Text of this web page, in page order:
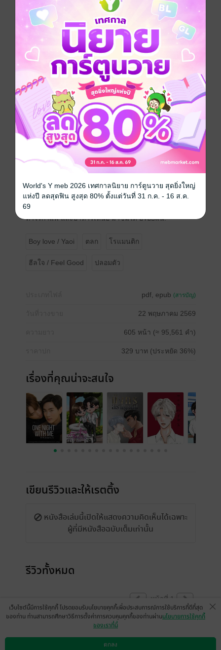
อยู่วังเป็นเจ้าชายดี ๆ ก็ดีอยู่แล้ว ไม่น่าตกระกำลำบาก
ปลอมตัวมาเป็นคนงานในไร่กาแฟเลยเรา
*พิสูจน์อักษรแล้ว*
เรื่องย่อ
คีรินทร์ เจ้าชายรัชทายาทลำดับที่ 1 ถูกบังคับให้แต่งงาน
ตามกฎมณเฑียรบาล บ้า ๆ ที่มีมานับร้อยปี แต่ใครจะไป
คาดคิดว่าครอบครัวของคู่หมั้นจะกลายเป็นผู้ต้องสงสัยลอบ
ปลงพระชนม์พระราชาผู้เป็นบิดาของเขา
หลังจากพระราชาเสียชีวิต เจ้าชายคีรินทร์ต้องหนีตายไปที่
ที่ไกลที่สุด ทว่าหนีไปที่ไหนก็เกือบถูกจับได้ตลอด
จนกระทั่งองครักษ์ประจำตัวแนะนำให้ไปกบดานอยู่กับ
สหายคนสนิทที่ประเทศไทย
แต่ใครจะไปรู้ว่าแค่ไปถึงจังหวัดเชียงรายวันแรกก็หลงทาง
ซะแล้ว ทั้งกลิ่นควันรถ เส้นทางคดเคี้ยว ลาดชันที่ไม่เคย
รถผู้ชายคนหนึ่ง จนทำให้ชีวิตของเขายุ่งยากขึ้นกว่าเดิม
#นิยายเซตติ้งเชียงราย อู้คำเมืองทั้งเรื่อง สอดแทรกวิธีการ
ทำไร่กาแฟ และอาหารเหนือ มาชิมได้ อร่อยแน่!
Boy love / Yaoi ตลก โรแมนติก
ฮีลใจ / Feel Good ปลอมตัว
pdf, epub (สารบัญ)
22 พฤษภาคม 2569
605 หน้า (≈ 95,561 คำ)
329 บาท (ประหยัด 36%)
เรื่องที่คุณน่าจะสนใจ
เขียนรีวิวและให้เรตติ้ง
หนังสือเล่มนี้เปิดให้แสดงความคิดเห็นได้เฉพาะ
ผู้ที่มีหนังสือฉบับเต็มเท่านั้น
รีวิวทั้งหมด
หน้าที่ 1
เว็บไซต์นี้มีการใช้คุกกี้ โปรดยอมรับนโยบายคุกกี้เพื่อประสบการณ์การใช้บริการที่ดีที่สุด
ของท่าน ท่านสามารถศึกษาวิธีการตั้งค่าการควบคุมคุกกี้ของท่านผ่านนโยบายการใช้คุกกี้
ของเราที่นี่
ตกลง
World's Y meb 2026 เทศกาลนิยาย การ์ตูนวาย สุดยิ่งใหญ่
แห่งปี ลดสุดฟิน สูงสุด 80% ตั้งแต่วันที่ 31 ก.ค. - 16 ส.ค.
69